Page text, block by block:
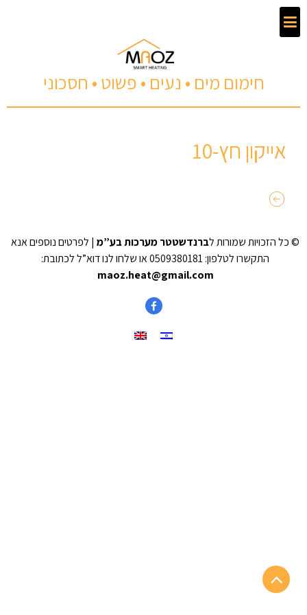
חימום מים • נעים • פשוט • חסכוני
אייקון חץ-10
© כל הזכויות שמורות לברנדשטטר מערכות בע”מ | לפרטים נוספים אנא
התקשרו לטלפון: 0509380181 או שלחו לנו דוא”ל לכתובת:
maoz.heat@gmail.com